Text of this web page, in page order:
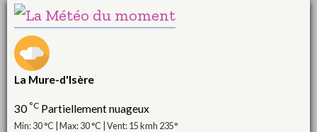
La Mure-d'Isère
30 °C Partiellement nuageux
Min: 30 °C | Max: 30 °C | Vent: 15 kmh 235°